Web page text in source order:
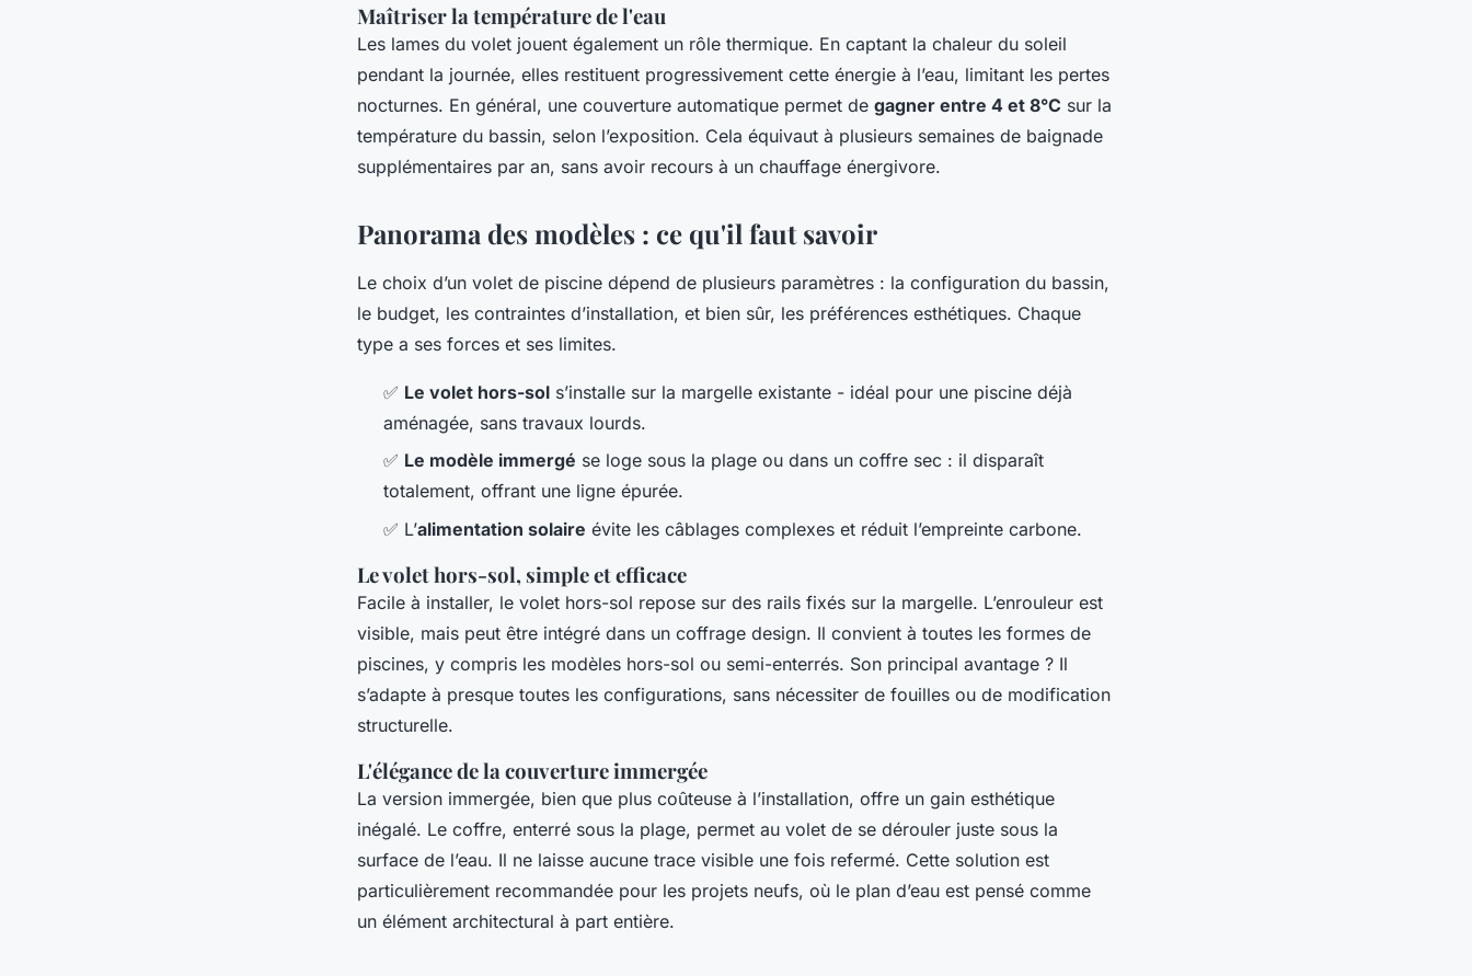
Maîtriser la température de l'eau
Les lames du volet jouent également un rôle thermique. En captant la chaleur du soleil
pendant la journée, elles restituent progressivement cette énergie à l’eau, limitant les pertes
nocturnes. En général, une couverture automatique permet de gagner entre 4 et 8°C sur la
température du bassin, selon l’exposition. Cela équivaut à plusieurs semaines de baignade
supplémentaires par an, sans avoir recours à un chauffage énergivore.
Panorama des modèles : ce qu'il faut savoir
Le choix d’un volet de piscine dépend de plusieurs paramètres : la configuration du bassin,
le budget, les contraintes d’installation, et bien sûr, les préférences esthétiques. Chaque
type a ses forces et ses limites.
✅ Le volet hors-sol s’installe sur la margelle existante - idéal pour une piscine déjà
aménagée, sans travaux lourds.
✅ Le modèle immergé se loge sous la plage ou dans un coffre sec : il disparaît
totalement, offrant une ligne épurée.
✅ L’alimentation solaire évite les câblages complexes et réduit l’empreinte carbone.
Le volet hors-sol, simple et efficace
Facile à installer, le volet hors-sol repose sur des rails fixés sur la margelle. L’enrouleur est
visible, mais peut être intégré dans un coffrage design. Il convient à toutes les formes de
piscines, y compris les modèles hors-sol ou semi-enterrés. Son principal avantage ? Il
s’adapte à presque toutes les configurations, sans nécessiter de fouilles ou de modification
structurelle.
L'élégance de la couverture immergée
La version immergée, bien que plus coûteuse à l’installation, offre un gain esthétique
inégalé. Le coffre, enterré sous la plage, permet au volet de se dérouler juste sous la
surface de l’eau. Il ne laisse aucune trace visible une fois refermé. Cette solution est
particulièrement recommandée pour les projets neufs, où le plan d’eau est pensé comme
un élément architectural à part entière.